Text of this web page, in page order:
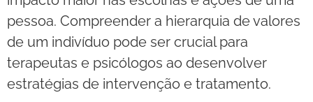
pessoa. Compreender a hierarquia de valores
de um indivíduo pode ser crucial para
terapeutas e psicólogos ao desenvolver
estratégias de intervenção e tratamento.